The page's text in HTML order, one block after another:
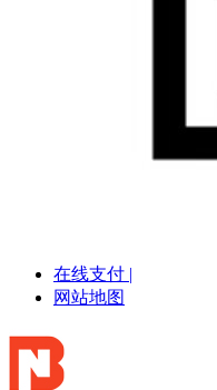
在线支付 |
网站地图